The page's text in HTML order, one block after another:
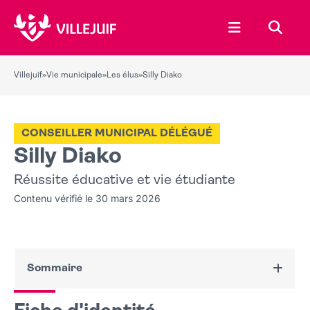
Ouvrir le
Villejuif»Vie municipale»Les élus»Silly Diako
Silly Diako
CONSEILLER MUNICIPAL DÉLÉGUÉ
Réussite éducative et vie étudiante
Contenu vérifié le 30 mars 2026
Sommaire